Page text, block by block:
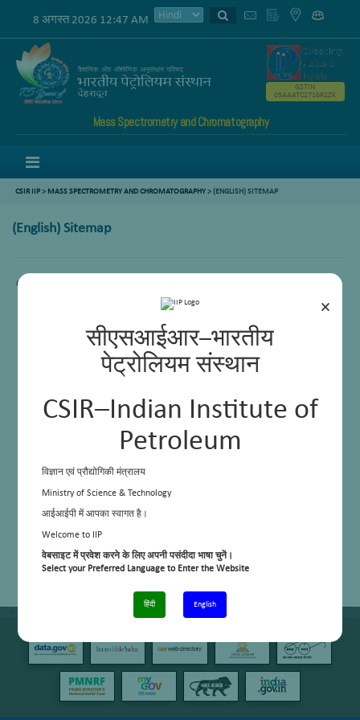
×
सीएसआईआर–भारतीय
पेट्रोलियम संस्थान
CSIR–Indian Institute of
Petroleum
विज्ञान एवं प्रौद्योगिकी मंत्रालय
Ministry of Science & Technology
आईआईपी में आपका स्वागत है।
Welcome to IIP
वेबसाइट में प्रवेश करने के लिए अपनी पसंदीदा भाषा चुनें।
Select your Preferred Language to Enter the Website
हिंदी English
8 अगस्त 2026 12:47 AM
Mass Spectrometry and Chromatography
GSTIN
05AAATC2716R2ZK
CSIR IIP> MASS SPECTROMETRY AND CHROMATOGRAPHY>(ENGLISH) SITEMAP
(English) Sitemap
Content not available.